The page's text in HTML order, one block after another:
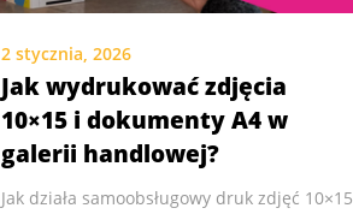
2 stycznia, 2026
Jak wydrukować zdjęcia
10×15 i dokumenty A4 w
galerii handlowej?
Jak działa samoobsługowy druk zdjęć 10×15